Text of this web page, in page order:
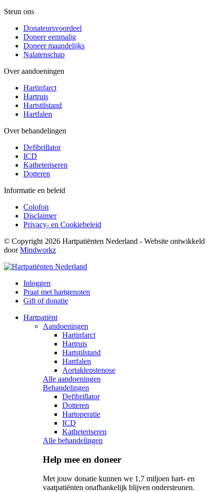
Steun ons
Donateursvoordeel
Doneer eenmalig
Doneer maandelijks
Nalatenschap
Over aandoeningen
Hartinfarct
Hartruis
Hartstilstand
Hartfalen
Over behandelingen
Defibrillator
ICD
Katheteriseren
Dotteren
Informatie en beleid
Colofon
Disclaimer
Privacy- en Cookiebeleid
© Copyright 2026 Hartpatiënten Nederland - Website ontwikkeld
doorMindworkz
Inloggen
Praat met hartgenoten
Gift of donatie
Hartpatiënt
Aandoeningen
Hartinfarct
Hartruis
Hartstilstand
Hartfalen
Aortaklepstenose
Alle aandoeningen
Behandelingen
Defibrillator
Dotteren
Hartoperatie
ICD
Katheteriseren
Alle behandelingen
Help mee en doneer
Met jouw donatie kunnen we 1,7 miljoen hart- en
vaatpatiënten onafhankelijk blijven ondersteunen.